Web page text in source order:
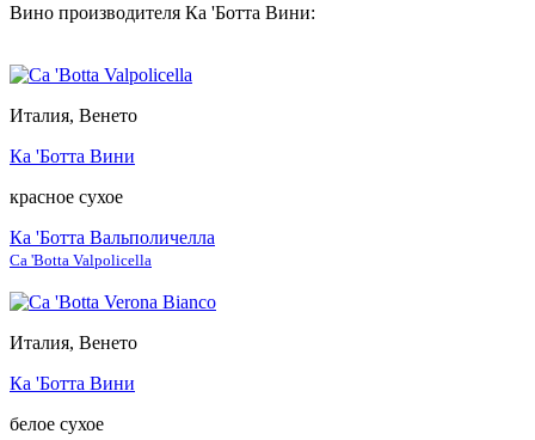
Вино производителя Ка 'Ботта Вини:
Италия, Венето
Ка 'Ботта Вини
красное сухое
Ка 'Ботта Вальполичелла
Ca 'Botta Valpolicella
Италия, Венето
Ка 'Ботта Вини
белое сухое